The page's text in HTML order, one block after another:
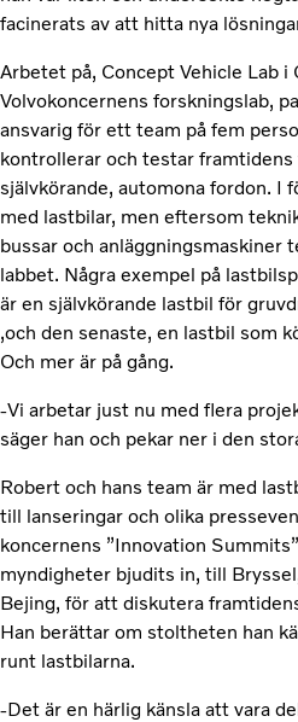
facinerats av att hitta nya
Arbetet på, Concept Vehicle Lab i
Volvokoncernens forskningslab,
ansvarig för ett team på fem
kontrollerar och testar
självkörande, automona fordon. I
med lastbilar, men eftersom
bussar och anläggningsmaskiner
labbet. Några exempel på
är en självkörande lastbil för
,och den senaste, en lastbil som
Och mer är på gång.
-Vi arbetar just nu med flera
säger han och pekar ner i den
Robert och hans team är med
till lanseringar och olika
koncernens ”Innovation
myndigheter bjudits in, till
Bejing, för att diskutera
Han berättar om stoltheten han
runt lastbilarna.
-Det är en härlig känsla att vara